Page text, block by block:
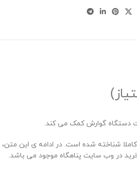
دستگاه گوارش کمک می کند.
از 70 سال سابقه کاری درخشان دارد و در میان مردم کاملا شناخته
در وب سایت پناهگاه موجود می باشد.